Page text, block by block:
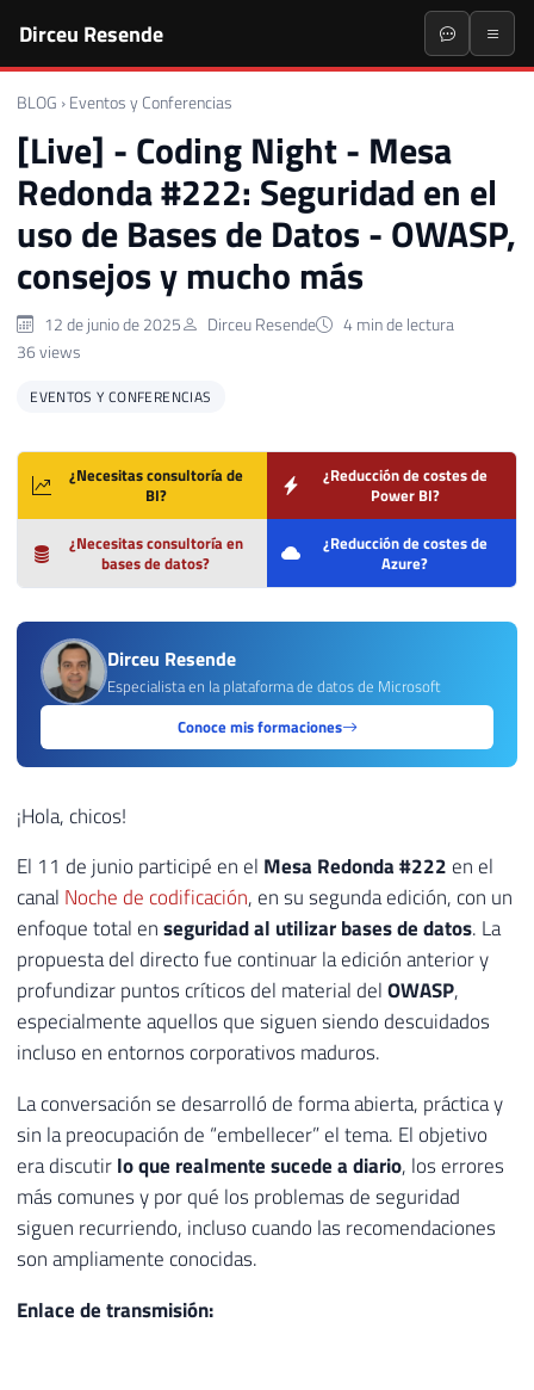
Dirceu Resende
BLOG › Eventos y Conferencias
[Live] - Coding Night - Mesa
Redonda #222: Seguridad en el
uso de Bases de Datos - OWASP,
consejos y mucho más
12 de junio de 2025 Dirceu Resende
4 min de lectura
36 views
EVENTOS Y CONFERENCIAS
¿Necesitas consultoría de
BI?
¿Reducción de costes de
Power BI?
¿Necesitas consultoría en
bases de datos?
¿Reducción de costes de
Azure?
Dirceu Resende
Especialista en la plataforma de datos de Microsoft
Conoce mis formaciones
¡Hola, chicos!
El 11 de junio participé en el Mesa Redonda #222 en el
canal Noche de codificación, en su segunda edición, con un
enfoque total enseguridad al utilizar bases de datos. La
propuesta del directo fue continuar la edición anterior y
profundizar puntos críticos del material delOWASP,
especialmente aquellos que siguen siendo descuidados
incluso en entornos corporativos maduros.
La conversación se desarrolló de forma abierta, práctica y
sin la preocupación de “embellecer” el tema. El objetivo
era discutirlo que realmente sucede a diario, los errores
más comunes y por qué los problemas de seguridad
siguen recurriendo, incluso cuando las recomendaciones
son ampliamente conocidas.
Enlace de transmisión: